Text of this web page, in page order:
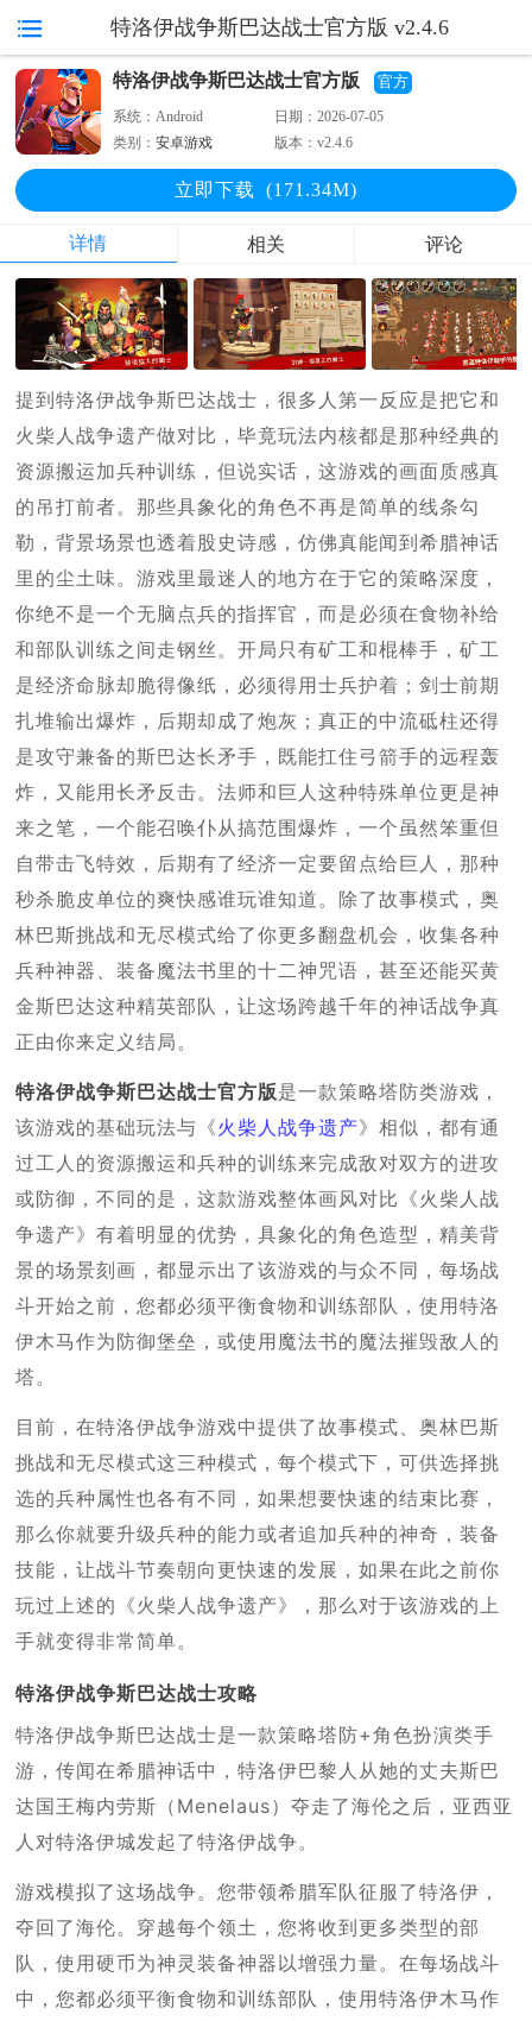
特洛伊战争斯巴达战士官方版 v2.4.6
特洛伊战争斯巴达战士官方版 官方
系统：Android 日期：2026-07-05
类别：安卓游戏 版本：v2.4.6
立即下载 (171.34M)
详情 相关 评论
提到特洛伊战争斯巴达战士，很多人第一反应是把它和
火柴人战争遗产做对比，毕竟玩法内核都是那种经典的
资源搬运加兵种训练，但说实话，这游戏的画面质感真
的吊打前者。那些具象化的角色不再是简单的线条勾
勒，背景场景也透着股史诗感，仿佛真能闻到希腊神话
里的尘土味。游戏里最迷人的地方在于它的策略深度，
你绝不是一个无脑点兵的指挥官，而是必须在食物补给
和部队训练之间走钢丝。开局只有矿工和棍棒手，矿工
是经济命脉却脆得像纸，必须得用士兵护着；剑士前期
扎堆输出爆炸，后期却成了炮灰；真正的中流砥柱还得
是攻守兼备的斯巴达长矛手，既能扛住弓箭手的远程轰
炸，又能用长矛反击。法师和巨人这种特殊单位更是神
来之笔，一个能召唤仆从搞范围爆炸，一个虽然笨重但
自带击飞特效，后期有了经济一定要留点给巨人，那种
秒杀脆皮单位的爽快感谁玩谁知道。除了故事模式，奥
林巴斯挑战和无尽模式给了你更多翻盘机会，收集各种
兵种神器、装备魔法书里的十二神咒语，甚至还能买黄
金斯巴达这种精英部队，让这场跨越千年的神话战争真
正由你来定义结局。
特洛伊战争斯巴达战士官方版是一款策略塔防类游戏，
该游戏的基础玩法与《火柴人战争遗产》相似，都有通
过工人的资源搬运和兵种的训练来完成敌对双方的进攻
或防御，不同的是，这款游戏整体画风对比《火柴人战
争遗产》有着明显的优势，具象化的角色造型，精美背
景的场景刻画，都显示出了该游戏的与众不同，每场战
斗开始之前，您都必须平衡食物和训练部队，使用特洛
伊木马作为防御堡垒，或使用魔法书的魔法摧毁敌人的
塔。
目前，在特洛伊战争游戏中提供了故事模式、奥林巴斯
挑战和无尽模式这三种模式，每个模式下，可供选择挑
选的兵种属性也各有不同，如果想要快速的结束比赛，
那么你就要升级兵种的能力或者追加兵种的神奇，装备
技能，让战斗节奏朝向更快速的发展，如果在此之前你
玩过上述的《火柴人战争遗产》，那么对于该游戏的上
手就变得非常简单。
特洛伊战争斯巴达战士攻略
特洛伊战争斯巴达战士是一款策略塔防+角色扮演类手
游，传闻在希腊神话中，特洛伊巴黎人从她的丈夫斯巴
达国王梅内劳斯（Menelaus）夺走了海伦之后，亚西亚
人对特洛伊城发起了特洛伊战争。
游戏模拟了这场战争。您带领希腊军队征服了特洛伊，
夺回了海伦。穿越每个领土，您将收到更多类型的部
队，使用硬币为神灵装备神器以增强力量。在每场战斗
中，您都必须平衡食物和训练部队，使用特洛伊木马作